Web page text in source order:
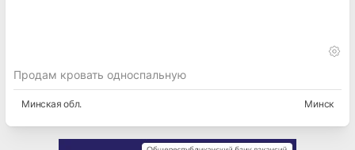
Продам кровать односпальную
Минская обл. Минск